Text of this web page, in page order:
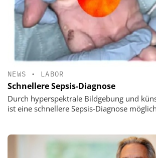
NEWS • LABOR
Schnellere Sepsis-Diagnose
Durch hyperspektrale Bildgebung und
ist eine schnellere Sepsis-Diagnose